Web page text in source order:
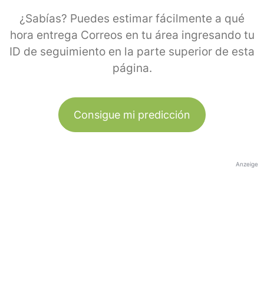
¿Sabías? Puedes estimar fácilmente a qué
hora entrega Correos en tu área ingresando tu
ID de seguimiento en la parte superior de esta
página.
Consigue mi predicción
Anzeige